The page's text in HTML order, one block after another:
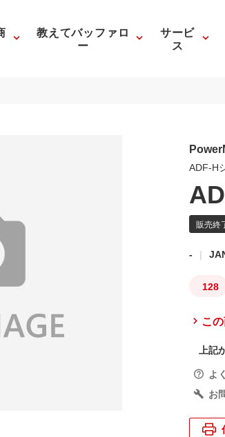
教えてバッファロ
ー
サービ
ス
ADF-H
-
128
こ
上記
よ
お